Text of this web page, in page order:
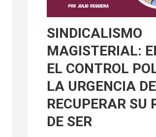
SINDICALISMO
MAGISTERIAL:
EL CONTROL
LA URGENCIA DE
RECUPERAR SU
DE SER